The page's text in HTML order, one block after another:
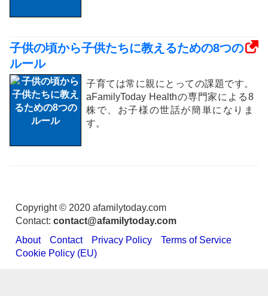
子供の頃から子供たちに教えるための8つの
ルール
子育ては常に親にとっての課題です。
aFamilyToday Healthの専門家による8
株で、お子様の世話が簡単になりま
す。
Copyright © 2020 afamilytoday.com
Contact: contact@afamilytoday.com
About
Contact Privacy Policy
Terms of Service
Cookie Policy (EU)